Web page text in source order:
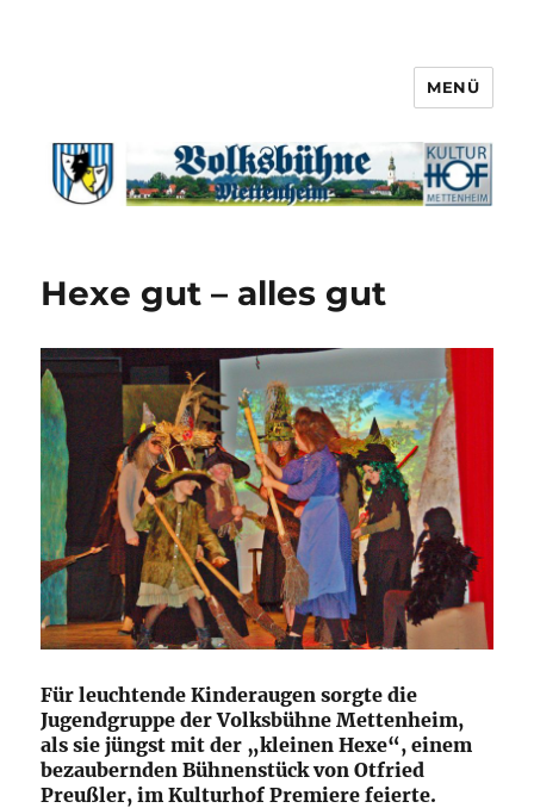
MENÜ
Hexe gut – alles gut
Für leuchtende Kinderaugen sorgte die
Jugendgruppe der Volksbühne Mettenheim,
als sie jüngst mit der „kleinen Hexe“, einem
bezaubernden Bühnenstück von Otfried
Preußler, im Kulturhof Premiere feierte.